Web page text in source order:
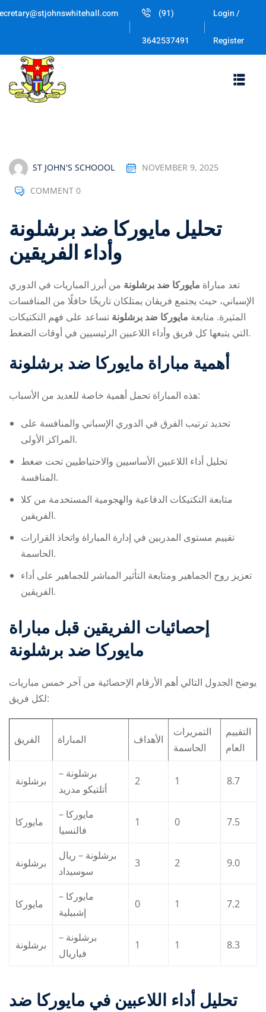
Skip
(91)
3642537491
Login /
Register
ST JOHN'S SCHOOOL NOVEMBER 9, 2025
COMMENT 0
تحليل مايوركا ضد برشلونة
وأداء الفريقين
تعد مباراة مايوركا ضد برشلونة من أبرز المباريات في الدوري
الإسباني، حيث يجتمع فريقان يمتلكان تاريخًا حافلًا من المنافسات
المثيرة. متابعة مايوركا ضد برشلونة تساعد على فهم التكتيكات
التي يتبعها كل فريق وأداء اللاعبين الرئيسيين في أوقات الضغط.
أهمية مباراة مايوركا ضد برشلونة
هذه المباراة تحمل أهمية خاصة للعديد من الأسباب:
تحديد ترتيب الفرق في الدوري الإسباني والمنافسة على
المراكز الأولى.
تحليل أداء اللاعبين الأساسيين والاحتياطيين تحت ضغط
المنافسة.
متابعة التكتيكات الدفاعية والهجومية المستخدمة من كلا
الفريقين.
تقييم مستوى المدربين في إدارة المباراة واتخاذ القرارات
الحاسمة.
تعزيز روح الجماهير ومتابعة التأثير المباشر للجماهير على أداء
الفريقين.
إحصائيات الفريقين قبل مباراة
مايوركا ضد برشلونة
يوضح الجدول التالي أهم الأرقام الإحصائية من آخر خمس مباريات
لكل فريق:
الفريق المباراة الأهداف
التمريرات
الحاسمة
التقييم
العام
برشلونة
برشلونة –
أتلتيكو مدريد
2 1 8.7
مايوركا
مايوركا –
فالنسيا
1 0 7.5
برشلونة
برشلونة – ريال
سوسيداد
3 2 9.0
مايوركا
مايوركا –
إشبيلية
0 1 7.2
برشلونة
برشلونة –
فياريال
1 1 8.3
تحليل أداء اللاعبين في مايوركا ضد